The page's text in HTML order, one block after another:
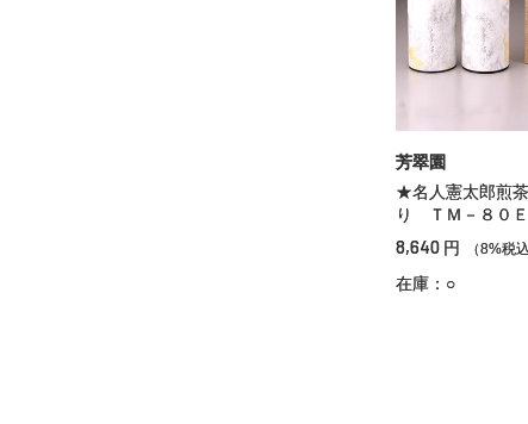
芳翠園
★名人憲太郎煎
り ＴＭ－８０Ｅ
8,640 円 （8%税込
在庫：○